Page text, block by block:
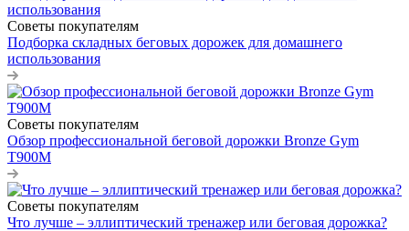
Советы покупателям
Подборка складных беговых дорожек для домашнего
использования
Советы покупателям
Обзор профессиональной беговой дорожки Bronze Gym
T900M
Советы покупателям
Что лучше – эллиптический тренажер или беговая дорожка?